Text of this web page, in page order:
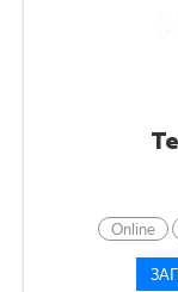
Online